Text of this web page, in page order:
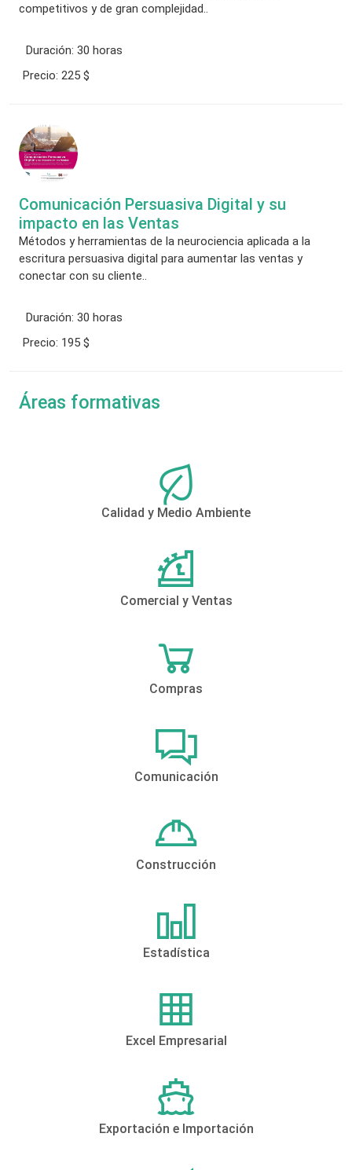
competitivos y de gran complejidad..
Duración: 30 horas
Precio: 225 $
Comunicación Persuasiva Digital y su
impacto en las Ventas
Métodos y herramientas de la neurociencia aplicada a la
escritura persuasiva digital para aumentar las ventas y
conectar con su cliente..
Duración: 30 horas
Precio: 195 $
Áreas formativas
Calidad y Medio Ambiente
Comercial y Ventas
Compras
Comunicación
Construcción
Estadística
Excel Empresarial
Exportación e Importación